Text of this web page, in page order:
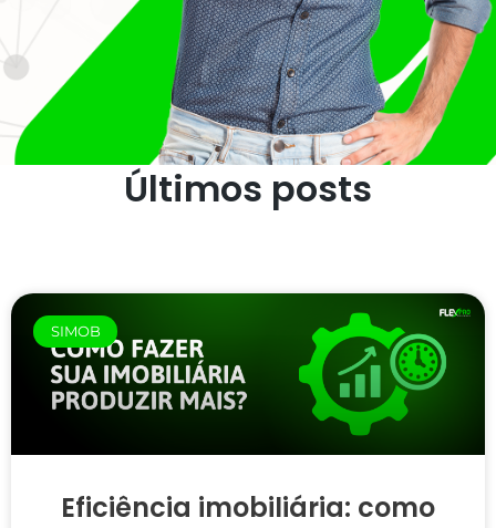
Últimos posts
SIMOB
Eficiência imobiliária: como